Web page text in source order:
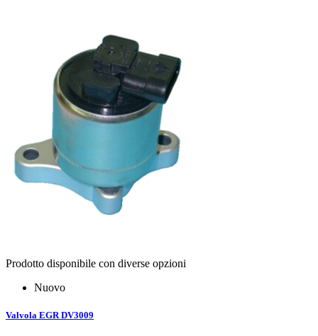
Prodotto disponibile con diverse opzioni
Nuovo
Valvola EGR DV3009